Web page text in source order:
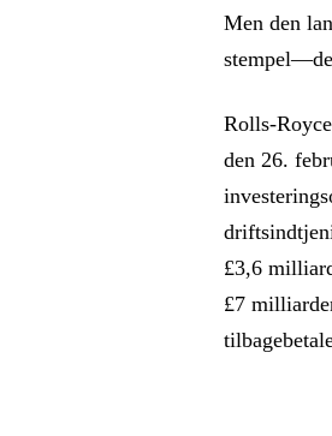
Men den
Rolls-
den 26.
£3,6
£7